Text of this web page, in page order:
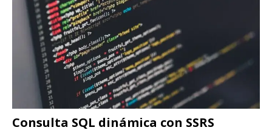
Consulta SQL dinámica con SSRS